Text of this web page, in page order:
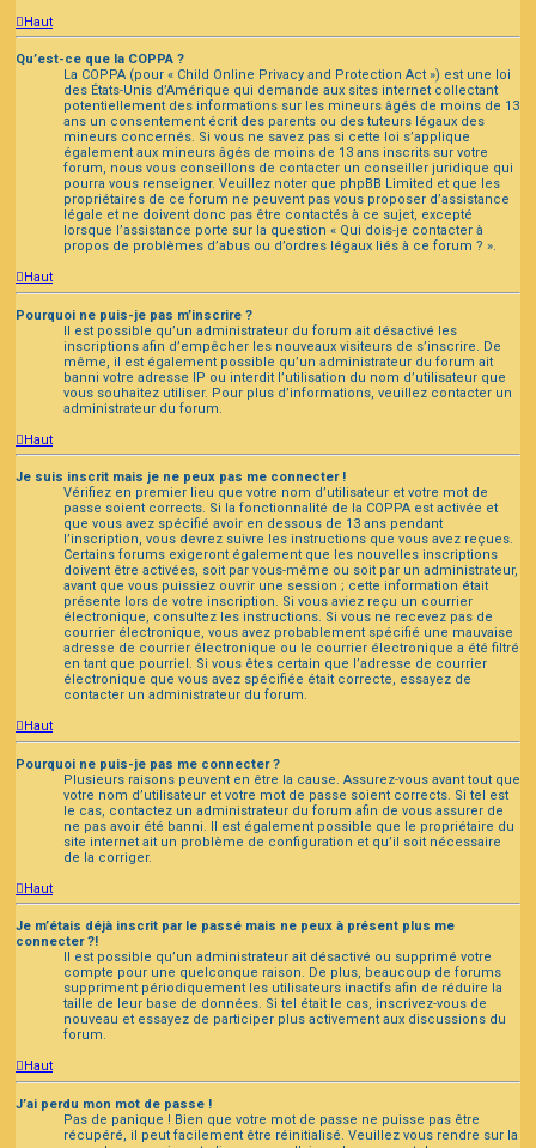
Haut
Qu’est-ce que la COPPA ?
La COPPA (pour « Child Online Privacy and Protection Act ») est une loi
des États-Unis d’Amérique qui demande aux sites internet collectant
potentiellement des informations sur les mineurs âgés de moins de 13
ans un consentement écrit des parents ou des tuteurs légaux des
mineurs concernés. Si vous ne savez pas si cette loi s’applique
également aux mineurs âgés de moins de 13 ans inscrits sur votre
forum, nous vous conseillons de contacter un conseiller juridique qui
pourra vous renseigner. Veuillez noter que phpBB Limited et que les
propriétaires de ce forum ne peuvent pas vous proposer d’assistance
légale et ne doivent donc pas être contactés à ce sujet, excepté
lorsque l’assistance porte sur la question « Qui dois-je contacter à
propos de problèmes d’abus ou d’ordres légaux liés à ce forum ? ».
Haut
Pourquoi ne puis-je pas m’inscrire ?
Il est possible qu’un administrateur du forum ait désactivé les
inscriptions afin d’empêcher les nouveaux visiteurs de s’inscrire. De
même, il est également possible qu’un administrateur du forum ait
banni votre adresse IP ou interdit l’utilisation du nom d’utilisateur que
vous souhaitez utiliser. Pour plus d’informations, veuillez contacter un
administrateur du forum.
Haut
Je suis inscrit mais je ne peux pas me connecter !
Vérifiez en premier lieu que votre nom d’utilisateur et votre mot de
passe soient corrects. Si la fonctionnalité de la COPPA est activée et
que vous avez spécifié avoir en dessous de 13 ans pendant
l’inscription, vous devrez suivre les instructions que vous avez reçues.
Certains forums exigeront également que les nouvelles inscriptions
doivent être activées, soit par vous-même ou soit par un administrateur,
avant que vous puissiez ouvrir une session ; cette information était
présente lors de votre inscription. Si vous aviez reçu un courrier
électronique, consultez les instructions. Si vous ne recevez pas de
courrier électronique, vous avez probablement spécifié une mauvaise
adresse de courrier électronique ou le courrier électronique a été filtré
en tant que pourriel. Si vous êtes certain que l’adresse de courrier
électronique que vous avez spécifiée était correcte, essayez de
contacter un administrateur du forum.
Haut
Pourquoi ne puis-je pas me connecter ?
Plusieurs raisons peuvent en être la cause. Assurez-vous avant tout que
votre nom d’utilisateur et votre mot de passe soient corrects. Si tel est
le cas, contactez un administrateur du forum afin de vous assurer de
ne pas avoir été banni. Il est également possible que le propriétaire du
site internet ait un problème de configuration et qu’il soit nécessaire
de la corriger.
Haut
Je m’étais déjà inscrit par le passé mais ne peux à présent plus me
connecter ?!
Il est possible qu’un administrateur ait désactivé ou supprimé votre
compte pour une quelconque raison. De plus, beaucoup de forums
suppriment périodiquement les utilisateurs inactifs afin de réduire la
taille de leur base de données. Si tel était le cas, inscrivez-vous de
nouveau et essayez de participer plus activement aux discussions du
forum.
Haut
J’ai perdu mon mot de passe !
Pas de panique ! Bien que votre mot de passe ne puisse pas être
récupéré, il peut facilement être réinitialisé. Veuillez vous rendre sur la